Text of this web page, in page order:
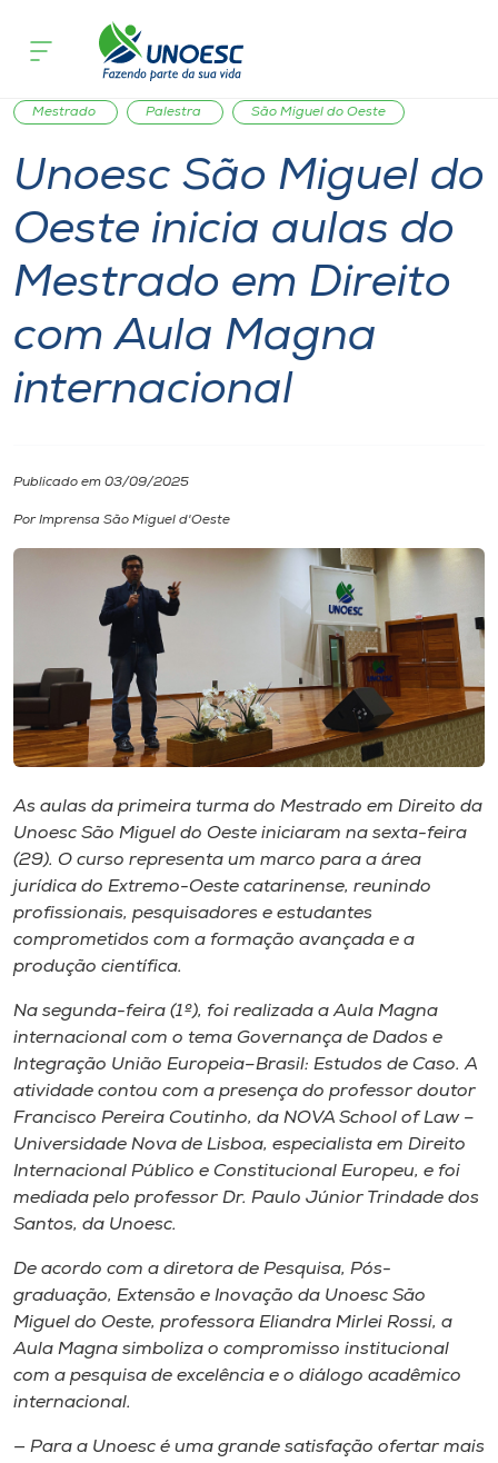
Cursos
Onde estamos
Pesquisa
Atendimento ao Estudante
Portal de Ensino
A
Internacionalização
I.nova
Diplomados
Cultura
CPA
Biblioteca
Editora
Rádio
Museu
Unoesc
Store
Selecione
o idioma
A+
A-
Notícia de evento
Mestrado
Palestra São Miguel do Oeste
Unoesc São Miguel do
Oeste inicia aulas do
Mestrado em Direito
com Aula Magna
internacional
Publicado em 03/09/2025
Por Imprensa São Miguel d'Oeste
As aulas da primeira turma do Mestrado em Direito da
Unoesc São Miguel do Oeste iniciaram na sexta-feira
(29). O curso representa um marco para a área
jurídica do Extremo-Oeste catarinense, reunindo
profissionais, pesquisadores e estudantes
comprometidos com a formação avançada e a
produção científica.
Na segunda-feira (1º), foi realizada a Aula Magna
internacional com o tema Governança de Dados e
Integração União Europeia–Brasil: Estudos de Caso. A
atividade contou com a presença do professor doutor
Francisco Pereira Coutinho, da NOVA School of Law–
Universidade Nova de Lisboa, especialista em Direito
Internacional Público e Constitucional Europeu, e foi
mediada pelo professor Dr. Paulo Júnior Trindade dos
Santos, da Unoesc.
De acordo com a diretora de Pesquisa, Pós-
graduação, Extensão e Inovação da Unoesc São
Miguel do Oeste, professora Eliandra Mirlei Rossi, a
Aula Magna simboliza o compromisso institucional
com a pesquisa de excelência e o diálogo acadêmico
internacional.
— Para a Unoesc é uma grande satisfação ofertar mais